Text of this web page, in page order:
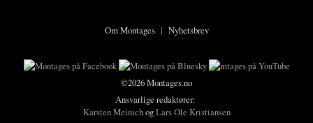
Om Montages| Nyhetsbrev
©2026 Montages.no
Ansvarlige redaktører:
Karsten MeinichogLars Ole Kristiansen